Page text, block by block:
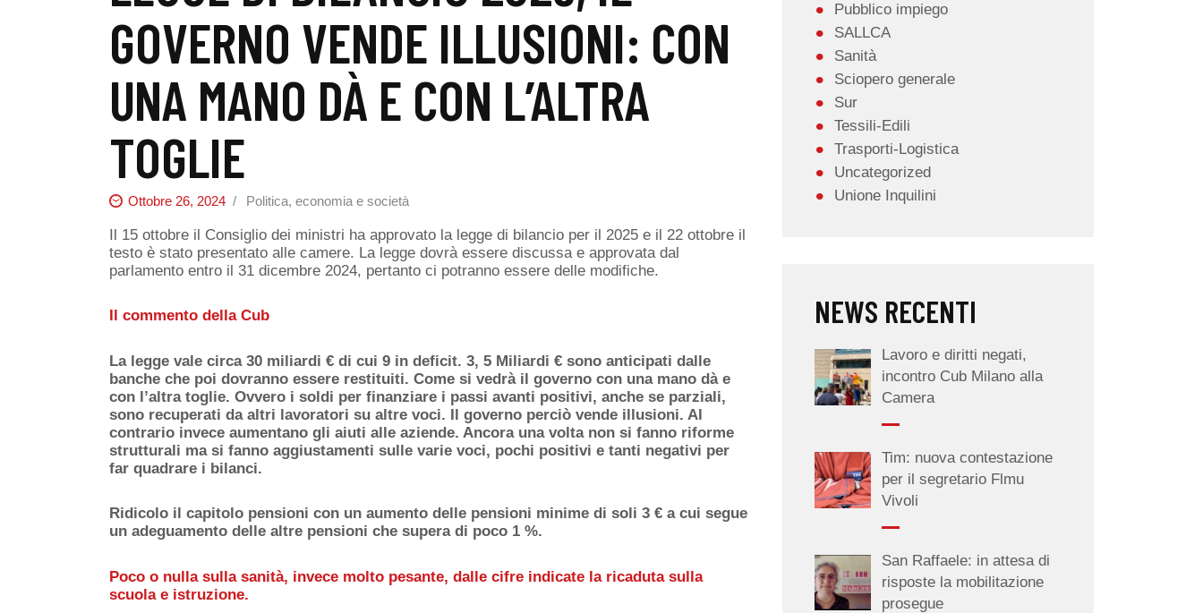
GOVERNO VENDE ILLUSIONI: CON
UNA MANO DÀ E CON L’ALTRA
TOGLIE
Ottobre 26, 2024 Politica, economia e società
Il 15 ottobre il Consiglio dei ministri ha approvato la legge di bilancio per il 2025 e il 22 ottobre il
testo è stato presentato alle camere. La legge dovrà essere discussa e approvata dal
parlamento entro il 31 dicembre 2024, pertanto ci potranno essere delle modifiche.
Il commento della Cub
La legge vale circa 30 miliardi € di cui 9 in deficit. 3, 5 Miliardi € sono anticipati dalle
banche che poi dovranno essere restituiti. Come si vedrà il governo con una mano dà e
con l’altra toglie. Ovvero i soldi per finanziare i passi avanti positivi, anche se parziali,
sono recuperati da altri lavoratori su altre voci. Il governo perciò vende illusioni. Al
contrario invece aumentano gli aiuti alle aziende. Ancora una volta non si fanno riforme
strutturali ma si fanno aggiustamenti sulle varie voci, pochi positivi e tanti negativi per
far quadrare i bilanci.
Ridicolo il capitolo pensioni con un aumento delle pensioni minime di soli 3 € a cui segue
un adeguamento delle altre pensioni che supera di poco 1 %.
Poco o nulla sulla sanità, invece molto pesante, dalle cifre indicate la ricaduta sulla
scuola e istruzione.
Pubblico impiego
SALLCA
Sanità
Sciopero generale
Sur
Tessili-Edili
Trasporti-Logistica
Uncategorized
Unione Inquilini
NEWS RECENTI
Lavoro e diritti negati,
incontro Cub Milano alla
Camera
Tim: nuova contestazione
per il segretario Flmu
Vivoli
San Raffaele: in attesa di
risposte la mobilitazione
prosegue